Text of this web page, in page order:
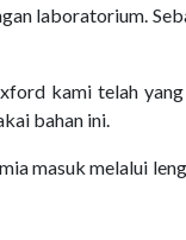
laboratorium.
kami telah
bahan ini.
masuk melalui